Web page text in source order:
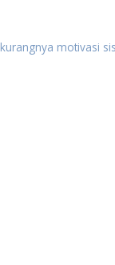
kurangnya motivasi